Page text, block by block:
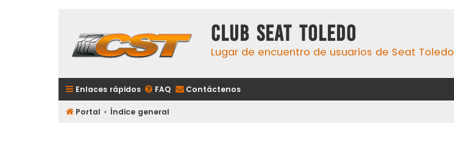
Club Seat Toledo
Lugar de encuentro de usuarios de Seat Toledo
Enlaces rápidos FAQ Contáctenos
Portal Índice general